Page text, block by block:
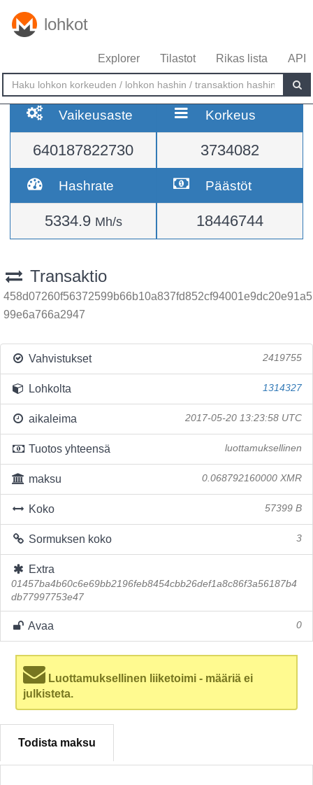
lohkot
Explorer Tilastot Rikas lista API
Vaikeusaste
640187822730
Korkeus
3734082
Hashrate
5334.9 Mh/s
Päästöt
18446744
Transaktio
458d07260f56372599b66b10a837fd852cf94001e9dc20e91a5
99e6a766a2947
Vahvistukset 2419755
Lohkolta 1314327
aikaleima 2017-05-20 13:23:58 UTC
Tuotos yhteensä luottamuksellinen
maksu 0.068792160000 XMR
Koko 57399 B
Sormuksen koko 3
Extra
01457ba4b60c6e69bb2196feb8454cbb26def1a8c86f3a56187b4
db77997753e47
Avaa 0
Luottamuksellinen liiketoimi - määriä ei
julkisteta.
Todista maksu